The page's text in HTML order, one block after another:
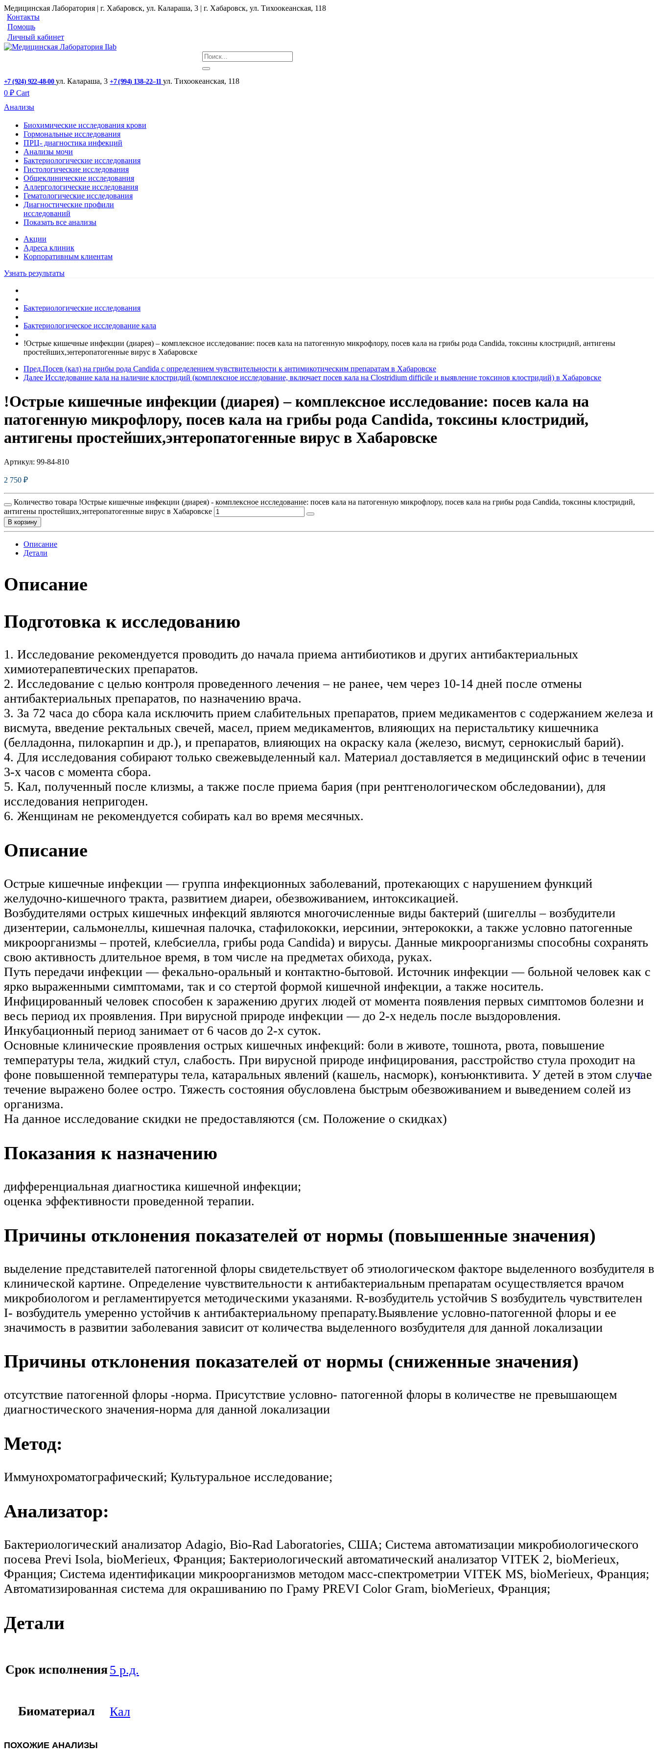
Медицинская Лаборатория | г. Хабаровск, ул. Калараша, 3 | г. Хабаровск, ул. ​Тихоокеанская, 118
Контакты
Помощь
Личный кабинет
+7 (924) 922-48-00 ул. ​Калараша, 3 +7 (994) 138‒22‒11 ул. ​Тихоокеанская, 118
0 ₽ Cart
Анализы
Биохимические исследования крови
Гормональные исследования
ПРЦ- диагностика инфекций
Анализы мочи
Бактериологические исследования
Гистологические исследования
Общеклинические исследования
Аллергологические исследования
Гематологические исследования
Диагностические профили
исследований
Показать все анализы
Акции
Адреса клиник
Кoрпоративным клиентам
Узнать результаты
Бактериологические исследования
Бактериологическое исследование кала
!Острые кишечные инфекции (диарея) – комплексное исследование: посев кала на патогенную микрофлору, посев кала на грибы рода Candida, токсины клостридий, антигены
простейших,энтеропатогенные вирус в Хабаровске
Пред.Посев (кал) на грибы рода Candida с определением чувствительности к антимикотическим препаратам в Хабаровске
Далее Исследование кала на наличие клостридий (комплексное исследование, включает посев кала на Clostridium difficile и выявление токсинов клостридий) в Хабаровске
!Острые кишечные инфекции (диарея) – комплексное исследование: посев кала на
патогенную микрофлору, посев кала на грибы рода Candida, токсины клостридий,
антигены простейших,энтеропатогенные вирус в Хабаровске
Артикул: 99-84-810
2 750 ₽
Количество товара !Острые кишечные инфекции (диарея) - комплексное исследование: посев кала на патогенную микрофлору, посев кала на грибы рода Candida, токсины клостридий,
антигены простейших,энтеропатогенные вирус в Хабаровске
В корзину
Описание
Детали
Описание
Подготовка к исследованию
1. Исследование рекомендуется проводить до начала приема антибиотиков и других антибактериальных
химиотерапевтических препаратов.
2. Исследование с целью контроля проведенного лечения – не ранее, чем через 10-14 дней после отмены
антибактериальных препаратов, по назначению врача.
3. За 72 часа до сбора кала исключить прием слабительных препаратов, прием медикаментов с содержанием железа и
висмута, введение ректальных свечей, масел, прием медикаментов, влияющих на перистальтику кишечника
(белладонна, пилокарпин и др.), и препаратов, влияющих на окраску кала (железо, висмут, сернокислый барий).
4. Для исследования собирают только свежевыделенный кал. Материал доставляется в медицинский офис в течении
3-х часов с момента сбора.
5. Кал, полученный после клизмы, а также после приема бария (при рентгенологическом обследовании), для
исследования непригоден.
6. Женщинам не рекомендуется собирать кал во время месячных.
Описание
Острые кишечные инфекции — группа инфекционных заболеваний, протекающих с нарушением функций
желудочно-кишечного тракта, развитием диареи, обезвоживанием, интоксикацией.
Возбудителями острых кишечных инфекций являются многочисленные виды бактерий (шигеллы – возбудители
дизентерии, сальмонеллы, кишечная палочка, стафилококки, иерсинии, энтерококки, а также условно патогенные
микроорганизмы – протей, клебсиелла, грибы рода Candida) и вирусы. Данные микроорганизмы способны сохранять
свою активность длительное время, в том числе на предметах обихода, руках.
Путь передачи инфекции — фекально-оральный и контактно-бытовой. Источник инфекции — больной человек как с
ярко выраженными симптомами, так и со стертой формой кишечной инфекции, а также носитель.
Инфицированный человек способен к заражению других людей от момента появления первых симптомов болезни и
весь период их проявления. При вирусной природе инфекции — до 2-х недель после выздоровления.
Инкубационный период занимает от 6 часов до 2-х суток.
Основные клинические проявления острых кишечных инфекций: боли в животе, тошнота, рвота, повышение
температуры тела, жидкий стул, слабость. При вирусной природе инфицирования, расстройство стула проходит на
фоне повышенной температуры тела, катаральных явлений (кашель, насморк), конъюнктивита. У детей в этом случае
течение выражено более остро. Тяжесть состояния обусловлена быстрым обезвоживанием и выведением солей из
организма.
На данное исследование скидки не предоставляются (см. Положение о скидках)
Показания к назначению
дифференциальная диагностика кишечной инфекции;
оценка эффективности проведенной терапии.
Причины отклонения показателей от нормы (повышенные значения)
выделение представителей патогенной флоры свидетельствует об этиологическом факторе выделенного возбудителя в
клинической картине. Определение чувствительности к антибактериальным препаратам осуществляется врачом
микробиологом и регламентируется методическими указанями. R-возбудитель устойчив S возбудитель чувствителен
I- возбудитель умеренно устойчив к антибактериальному препарату.Выявление условно-патогенной флоры и ее
значимость в развитии заболевания зависит от количества выделенного возбудителя для данной локализации
Причины отклонения показателей от нормы (сниженные значения)
отсутствие патогенной флоры -норма. Присутствие условно- патогенной флоры в количестве не превышающем
диагностического значения-норма для данной локализации
Метод:
Иммунохроматографический; Культуральное исследование;
Анализатор:
Бактериологический анализатор Adagio, Bio-Rad Laboratories, США; Система автоматизации микробиологического
посева Previ Isola, bioMerieux, Франция; Бактериологический автоматический анализатор VITEK 2, bioMerieux,
Франция; Система идентификации микроорганизмов методом масс-спектрометрии VITEK MS, bioMerieux, Франция;
Автоматизированная система для окрашиванию по Граму PREVI Color Gram, bioMerieux, Франция;
Детали
Срок исполнения5 р.д.
Биоматериал Кал
ПОХОЖИЕ АНАЛИЗЫ